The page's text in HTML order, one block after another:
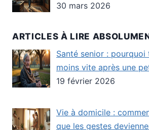
30 mars 2026
ARTICLES À LIRE
Santé senior : pourquoi
moins vite après une
19 février 2026
Vie à domicile :
que les gestes